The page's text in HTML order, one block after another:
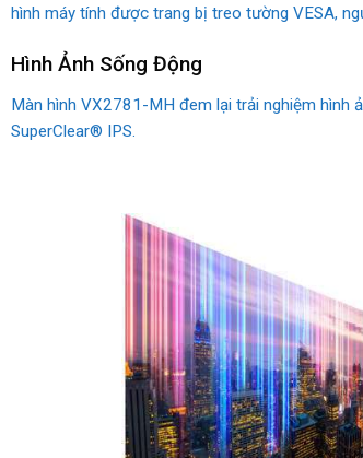
hình máy tính được trang bị treo tường VESA,
Hình Ảnh Sống Động
Màn hình VX2781-MH đem lại trải nghiệm hình
SuperClear® IPS.